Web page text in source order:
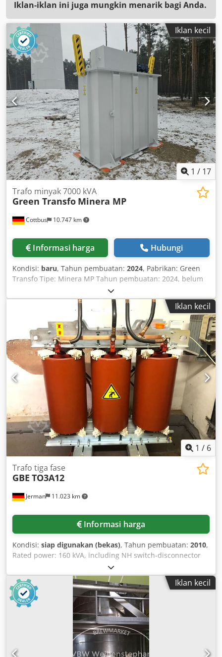
Iklan-iklan ini juga mungkin menarik bagi Anda.
Iklan kecil
1 / 17
Cottbus 10.747 km
Trafo minyak 7000 kVA
Green Transfo Minera MP
Informasi harga Hubungi
Kondisi: baru, Tahun pembuatan: 2024, Pabrikan: Green
Transfo Tipe: Minera MP Tahun pembuatan: 2024, belum
pernah dipakai Jumlah unit tersedia: 9 unit Daya
terpasang: 7000 kVA Dcodpsvx Tmijfx Ai Ajk Tegangan
nominal: 30 / 0,72 kV Trafo dijual karena terjadi kesalahan
pemesanan. Setelahnya diketahui bahwa yang dibutuhkan
adalah trafo 33 kV – namun model yang ditawarkan
masing-masing hanya 30 kV. Oleh sebab itu, trafo ini kini
dijual. Kondisi: Belum pernah dipakai, berfungsi penuh,
kondisi teknis sangat baik.
Iklan kecil
1 / 6
Jerman 11.023 km
Trafo tiga fase
GBE TO3A12
Informasi harga
Kondisi: siap digunakan (bekas), Tahun pembuatan: 2010,
Rated power: 160 kVA, including NH switch-disconnector
with capacitors, GBE T119 DIN monitoring, 5 medium-
voltage switches, and 1 measuring transformer cabinet
with measuring transformers. Weight: 1.06 t. On-site
inspection is possible. Dcedpforck D Hsx Ai Ajk
Iklan kecil